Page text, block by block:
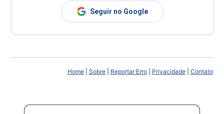
Seguir no Google
Home| Sobre| Reportar Erro| Privacidade| Contato